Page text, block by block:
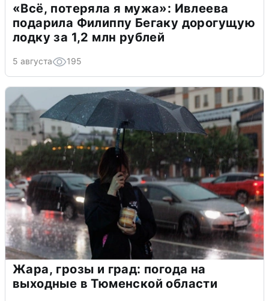
«Всё, потеряла я мужа»: Ивлеева
подарила Филиппу Бегаку дорогущую
лодку за 1,2 млн рублей
5 августа 195
Жара, грозы и град: погода на
выходные в Тюменской области